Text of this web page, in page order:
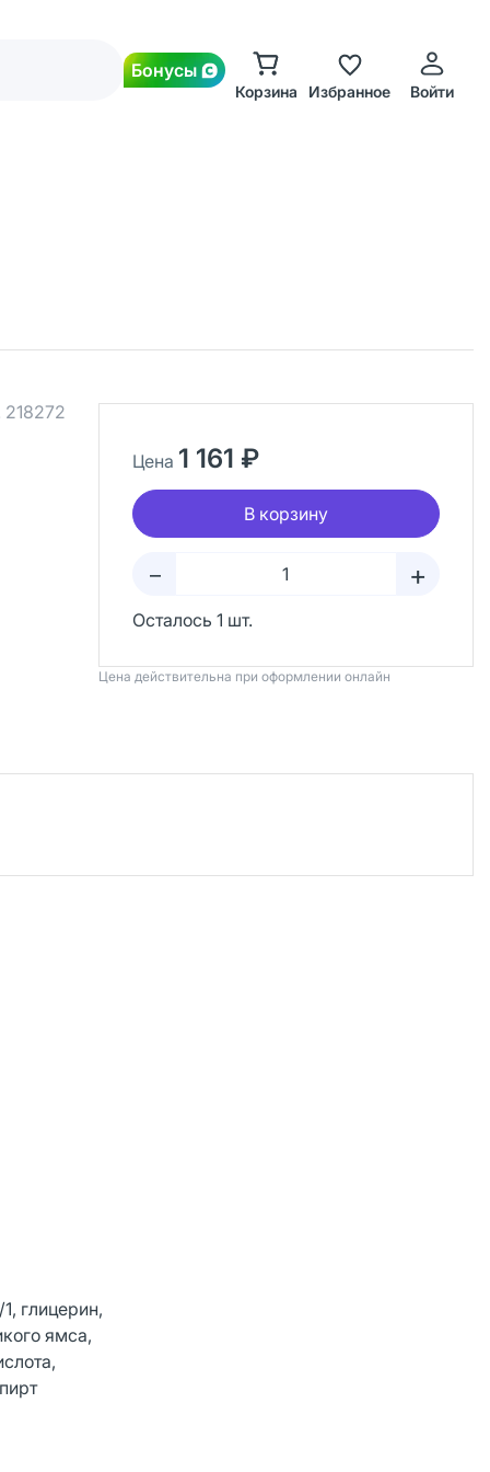
Бонусы
Корзина Избранное Войти
218272
Цена 1 161 ₽
В корзину
– +
Осталось 1 шт.
Цена действительна при оформлении онлайн
глицерин,
ямса,